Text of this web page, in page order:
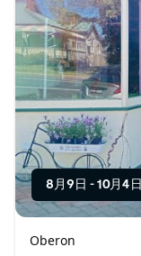
8月9日 - 10月4日
Oberon